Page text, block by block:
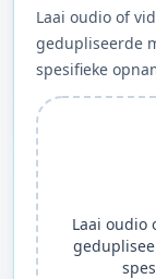
Laai oudio of
gedupliseerde
spesifieke
Laai oudio